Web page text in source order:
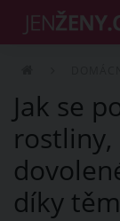
Jak se
rostliny,
díky